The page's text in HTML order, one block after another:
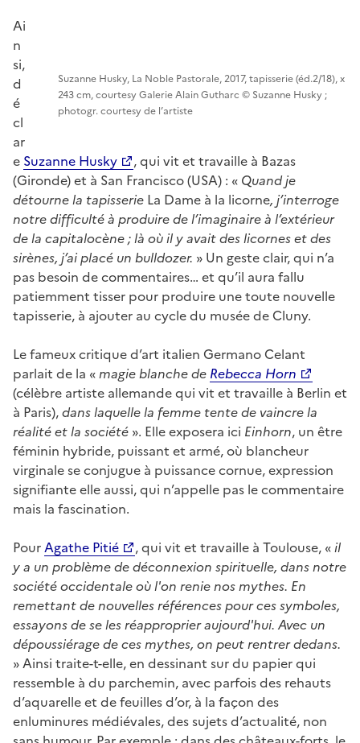
Suzanne Husky, La Noble Pastorale, 2017, tapisserie (éd.2/18), x
243 cm, courtesy Galerie Alain Gutharc © Suzanne Husky ;
photogr. courtesy de l’artiste
Ai
n
si,
d
é
cl
ar
e Suzanne Husky
, qui vit et travaille à Bazas
(Gironde) et à San Francisco (USA) : « Quand je
détourne la tapisserie La Dame à la licorne, j’interroge
notre difficulté à produire de l’imaginaire à l’extérieur
de la capitalocène ; là où il y avait des licornes et des
sirènes, j’ai placé un bulldozer. » Un geste clair, qui n’a
pas besoin de commentaires… et qu’il aura fallu
patiemment tisser pour produire une toute nouvelle
tapisserie, à ajouter au cycle du musée de Cluny.
Le fameux critique d’art italien Germano Celant
parlait de la «magie blanche de Rebecca Horn
(célèbre artiste allemande qui vit et travaille à Berlin et
à Paris),dans laquelle la femme tente de vaincre la
réalité et la société ». Elle exposera ici Einhorn, un être
féminin hybride, puissant et armé, où blancheur
virginale se conjugue à puissance cornue, expression
signifiante elle aussi, qui n’appelle pas le commentaire
mais la fascination.
PourAgathe Pitié , qui vit et travaille à Toulouse, «il
y a un problème de déconnexion spirituelle, dans notre
société occidentale où l'on renie nos mythes. En
remettant de nouvelles références pour ces symboles,
essayons de se les réapproprier aujourd'hui. Avec un
dépoussiérage de ces mythes, on peut rentrer dedans.
» Ainsi traite-t-elle, en dessinant sur du papier qui
ressemble à du parchemin, avec parfois des rehauts
d’aquarelle et de feuilles d’or, à la façon des
enluminures médiévales, des sujets d’actualité, non